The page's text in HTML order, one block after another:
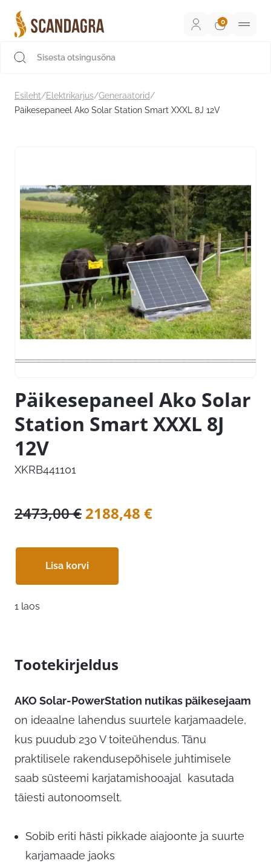
sisu
juurde
Esileht/Elektrikarjus/Generaatorid/
Päikesepaneel Ako Solar Station Smart XXXL 8J 12V
Päikesepaneel Ako Solar
Station Smart XXXL 8J
12V
XKRB441101
2473,00€ Algne
oli:
2473,00 €.
2188,48 €Praegune
Lisa korvi
1 laos
Tootekirjeldus
AKO Solar-PowerStation nutikas päikesejaam
on ideaalne lahendus suurtele karjamaadele,
kus puudub 230 V toiteühendus. Tänu
praktilisele rakendusepõhisele juhtimisele
saab süsteemi karjatamishooajal kasutada
täiesti autonoomselt.
Sobib eriti hästi pikkade aiajoonte ja suurte
karjamaade jaoks